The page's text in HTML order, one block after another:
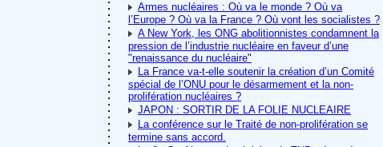
Armes nucléaires : Où va le monde ? Où va
l’Europe ? Où va la France ? Où vont les socialistes ?
A New York, les ONG abolitionnistes condamnent la
pression de l’industrie nucléaire en faveur d’une
"renaissance du nucléaire"
La France va-t-elle soutenir la création d’un Comité
spécial de l’ONU pour le désarmement et la non-
prolifération nucléaires ?
JAPON : SORTIR DE LA FOLIE NUCLEAIRE
La conférence sur le Traité de non-prolifération se
termine sans accord.